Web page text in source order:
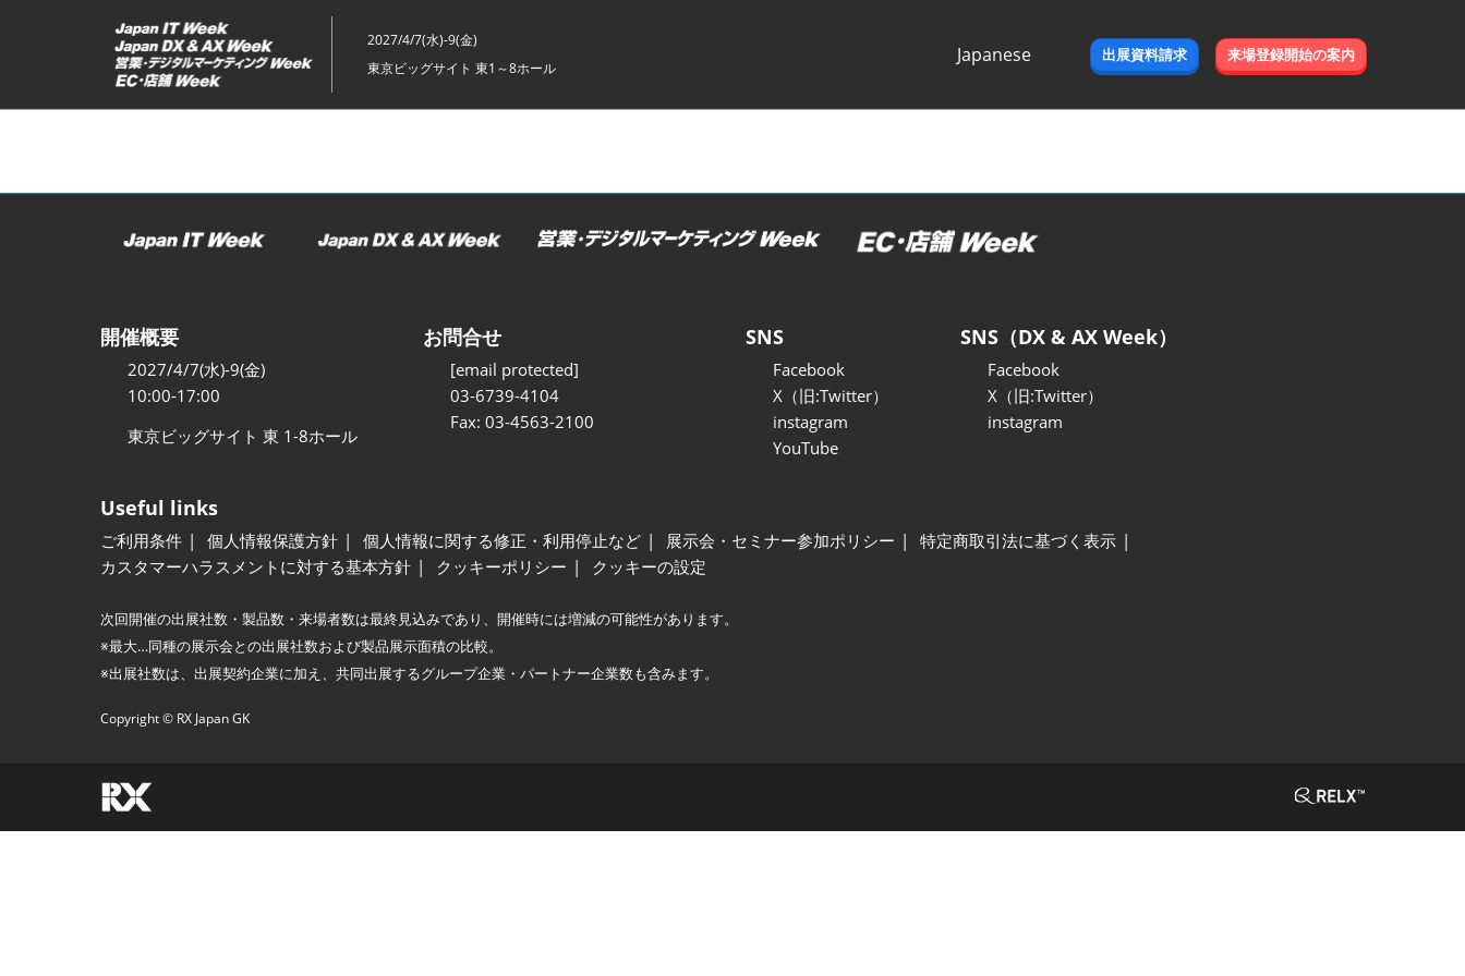
ッ
2027/4/7(水)-9(金)
東京ビッグサイト 東1～8ホール
Japanese
出展資料請求 来場登録開始の案内
開催概要
2027/4/7(水)-9(金)
10:00-17:00
東京ビッグサイト 東 1-8ホール
お問合せ
[email protected]
03-6739-4104
Fax: 03-4563-2100
SNS
Facebook
X（旧:Twitter）
instagram
YouTube
SNS（DX & AX Week）
Facebook
X（旧:Twitter）
instagram
Useful links
ご利用条件 個人情報保護方針 個人情報に関する修正・利用停止など 展示会・セミナー参加ポリシー
特定商取引法に基づく表示
カスタマーハラスメントに対する基本方針
クッキーポリシー クッキーの設定
次回開催の出展社数・製品数・来場者数は最終見込みであり、開催時には増減の可能性があります。
※最大…同種の展示会との出展社数および製品展示面積の比較。
※出展社数は、出展契約企業に加え、共同出展するグループ企業・パートナー企業数も含みます。
Copyright © RX Japan GK